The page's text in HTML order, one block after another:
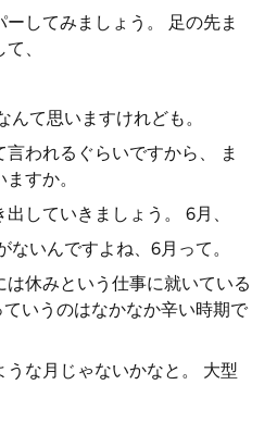
してみましょう。 足の先ま
、
て思いますけれども。
われるぐらいですから、 ま
すか。
していきましょう。 6月、
ないんですよね、6月って。
休みという仕事に就いている
いうのはなかなか辛い時期で
な月じゃないかなと。 大型